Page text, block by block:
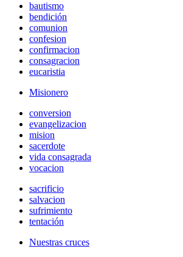
bautismo
bendición
comunion
confesion
confirmacion
consagracion
eucaristia
Misionero
conversion
evangelizacion
mision
sacerdote
vida consagrada
vocacion
sacrificio
salvacion
sufrimiento
tentación
Nuestras cruces